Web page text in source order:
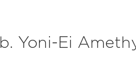
Yoni-Ei